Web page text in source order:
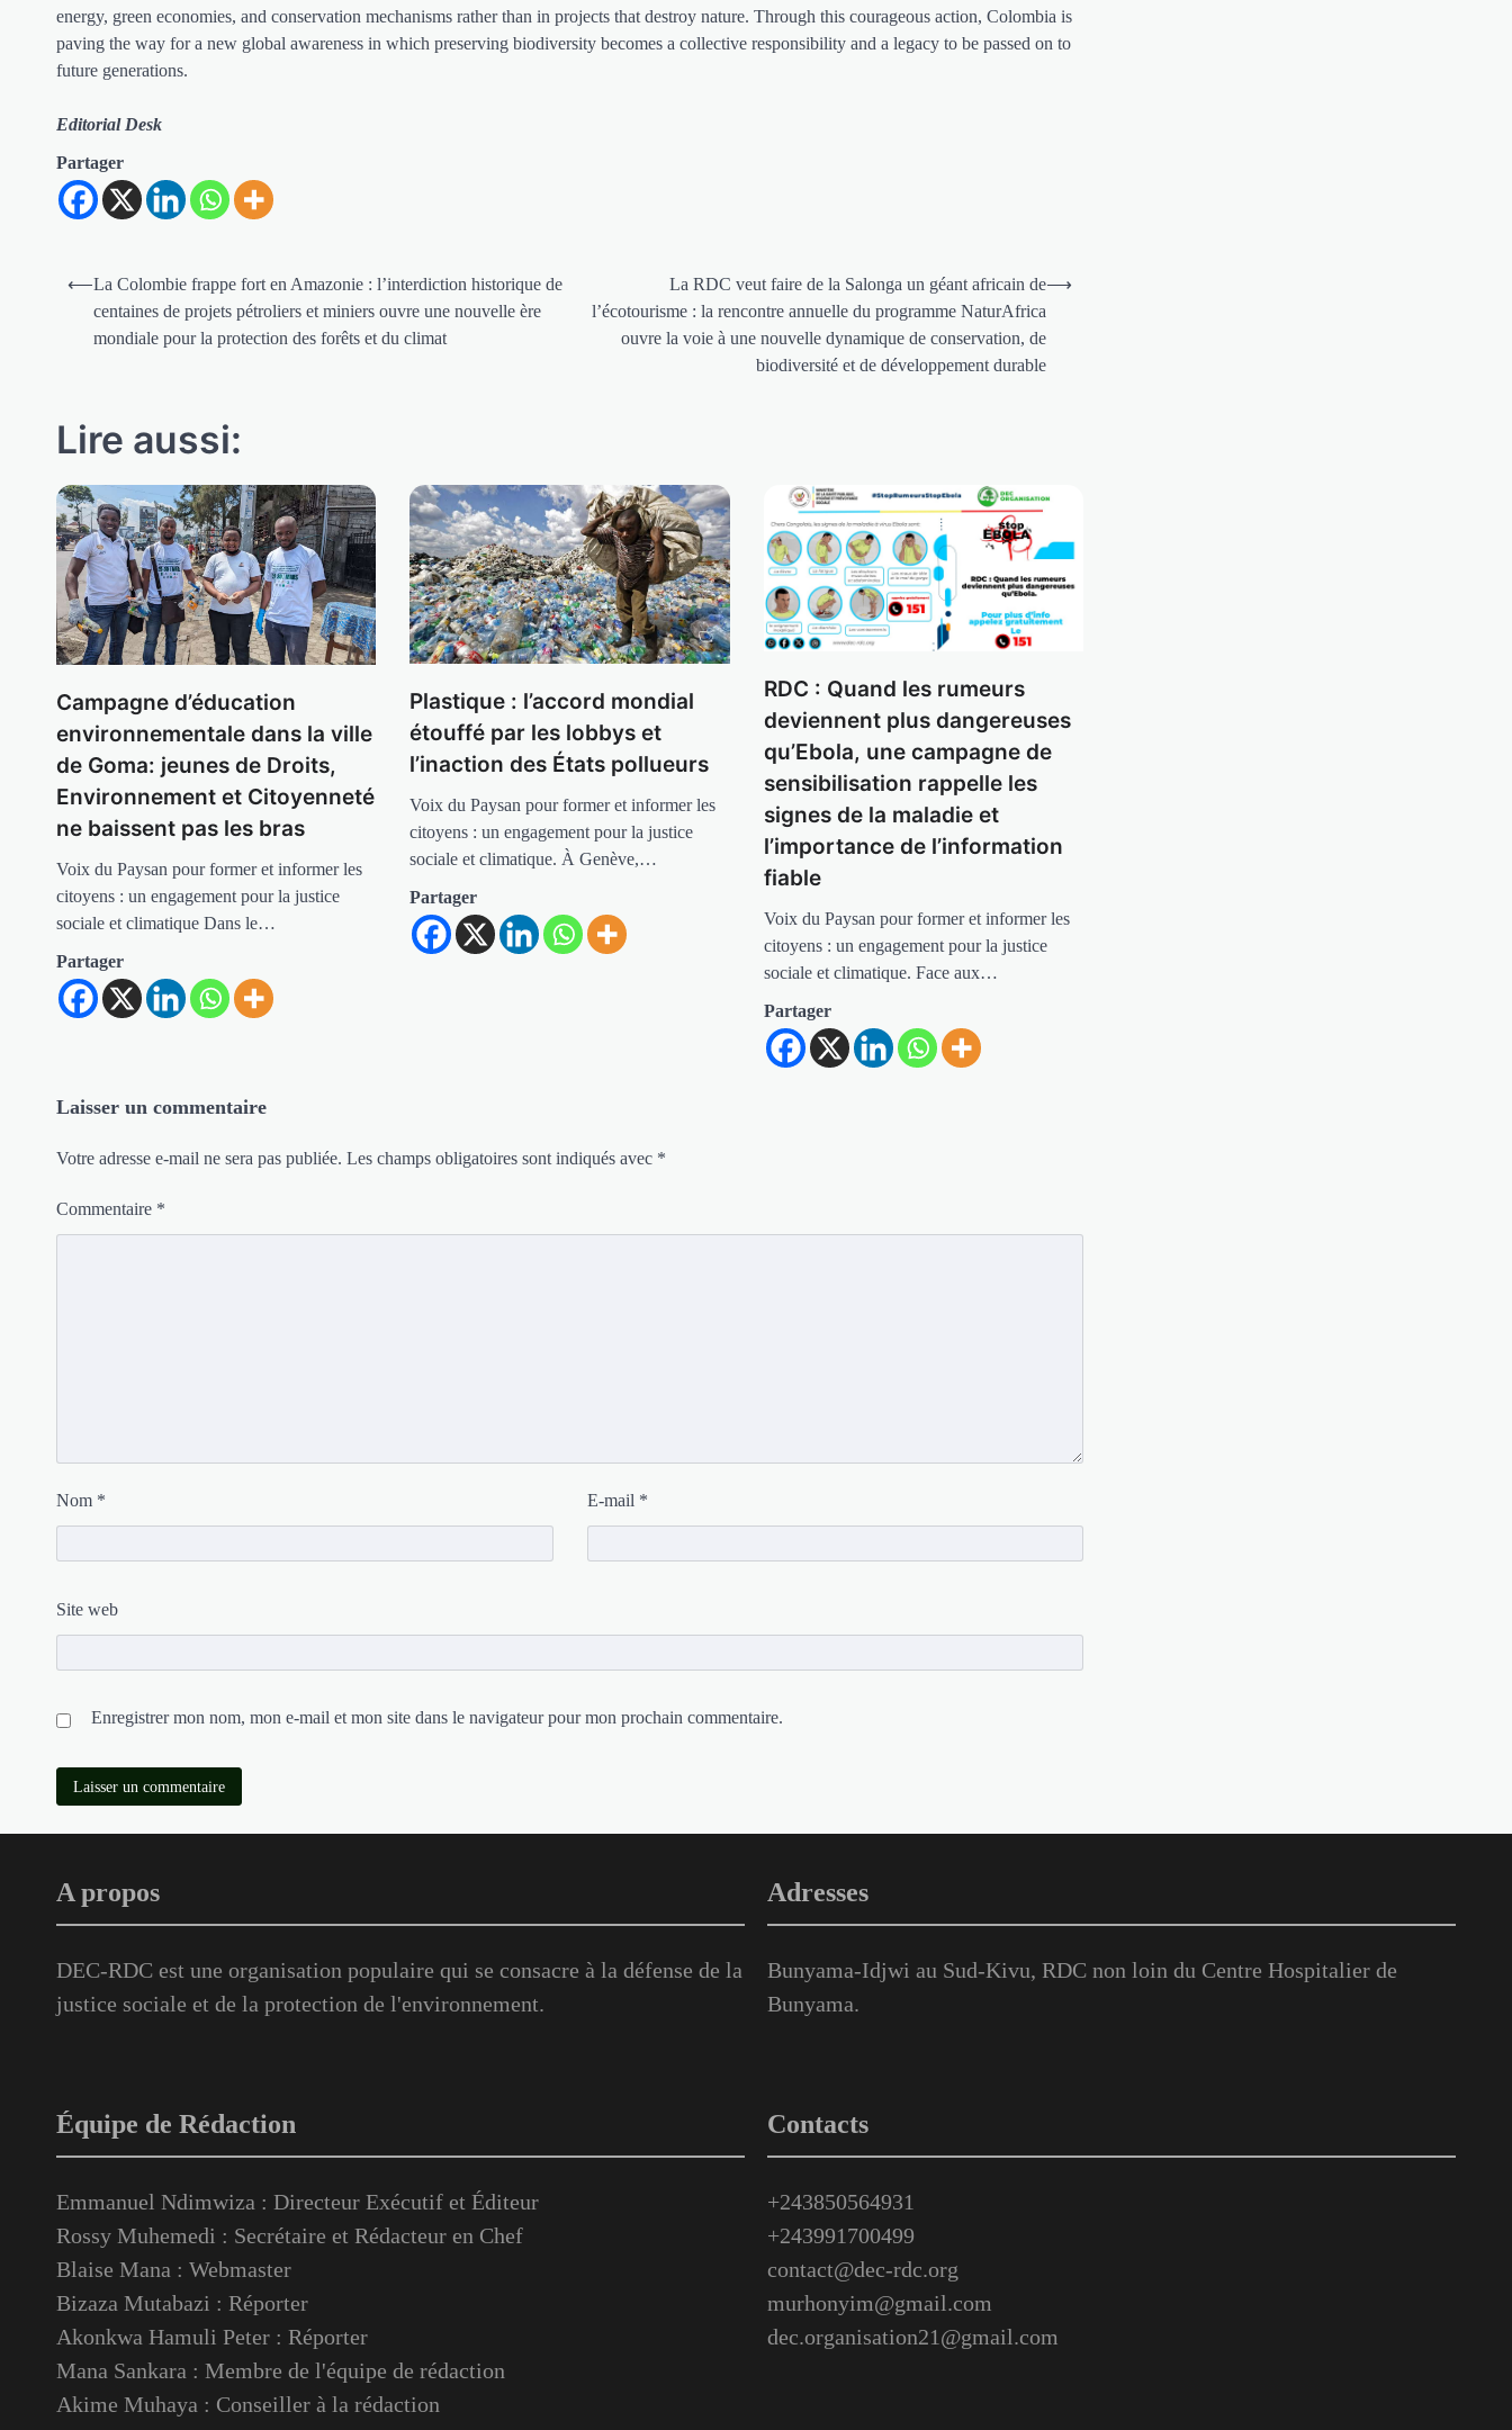
energy, green economies, and conservation mechanisms rather than in projects that destroy nature. Through this courageous action, Colombia is
paving the way for a new global awareness in which preserving biodiversity becomes a collective responsibility and a legacy to be passed on to
future generations.
Editorial Desk
Partager
Navigation
l’article
⟵La Colombie frappe fort en Amazonie : l’interdiction historique de
centaines de projets pétroliers et miniers ouvre une nouvelle ère
mondiale pour la protection des forêts et du climat
La RDC veut faire de la Salonga un géant africain de
l’écotourisme : la rencontre annuelle du programme NaturAfrica
ouvre la voie à une nouvelle dynamique de conservation, de
biodiversité et de développement durable
⟶
Lire aussi:
Campagne d’éducation
environnementale dans la ville
de Goma: jeunes de Droits,
Environnement et Citoyenneté
ne baissent pas les bras
Voix du Paysan pour former et informer les
citoyens : un engagement pour la justice
sociale et climatique Dans le…
Partager
Plastique : l’accord mondial
étouffé par les lobbys et
l’inaction des États pollueurs
Voix du Paysan pour former et informer les
citoyens : un engagement pour la justice
sociale et climatique. À Genève,…
Partager
RDC : Quand les rumeurs
deviennent plus dangereuses
qu’Ebola, une campagne de
sensibilisation rappelle les
signes de la maladie et
l’importance de l’information
fiable
Voix du Paysan pour former et informer les
citoyens : un engagement pour la justice
sociale et climatique. Face aux…
Partager
Laisser un commentaire
Votre adresse e-mail ne sera pas publiée. Les champs obligatoires sont indiqués avec *
Commentaire *
Nom * E-mail *
Site web
Enregistrer mon nom, mon e-mail et mon site dans le navigateur pour mon prochain commentaire.
A propos
DEC-RDC est une organisation populaire qui se consacre à la défense de la
justice sociale et de la protection de l'environnement.
Adresses
Bunyama-Idjwi au Sud-Kivu, RDC non loin du Centre Hospitalier de
Bunyama.
Équipe de Rédaction
Emmanuel Ndimwiza : Directeur Exécutif et Éditeur
Rossy Muhemedi : Secrétaire et Rédacteur en Chef
Blaise Mana : Webmaster
Bizaza Mutabazi : Réporter
Akonkwa Hamuli Peter : Réporter
Mana Sankara : Membre de l'équipe de rédaction
Akime Muhaya : Conseiller à la rédaction
Contacts
+243850564931
+243991700499
contact@dec-rdc.org
murhonyim@gmail.com
dec.organisation21@gmail.com